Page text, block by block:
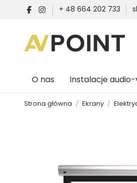
+ 48 664 202 733
O nas Instalacje
Strona główna Ekrany